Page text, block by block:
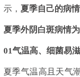
示， 夏季自己的病
夏季外阴白斑病情
01气温高、细菌易
夏季气温高且天气